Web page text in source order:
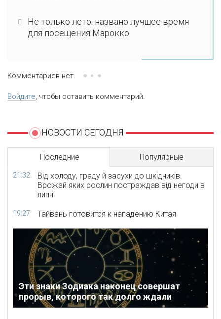
Не только лето: названо лучшее время
для посещения Марокко
Комментариев нет.
Войдите, чтобы оставить комментарий.
НОВОСТИ СЕГОДНЯ
Последние Популярные
21:32
Від холоду, граду й засухи до шкідників.
Врожай яких рослин постраждав від негоди в
липні
19:27 Тайвань готовится к нападению Китая
Эти знаки Зодиака наконец совершат
прорыв, которого так долго ждали